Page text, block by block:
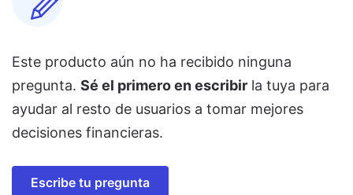
Este producto aún no ha recibido ninguna
pregunta. Sé el primero en escribir la tuya para
ayudar al resto de usuarios a tomar mejores
decisiones financieras.
Escribe tu pregunta